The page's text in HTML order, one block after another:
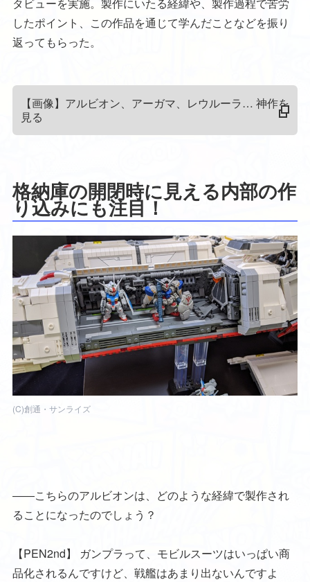
したポイント、この作品を通じて学んだことなどを振り
返ってもらった。
【画像】アルビオン、アーガマ、レウルーラ… 神作を
見る
格納庫の開閉時に見える内部の作
り込みにも注目！
(C)創通・サンライズ
――こちらのアルビオンは、どのような経緯で製作され
ることになったのでしょう？
【PEN2nd】
ガンプラって、モビルスーツはいっぱい商
品化されるんですけど、戦艦はあまり出ないんですよ